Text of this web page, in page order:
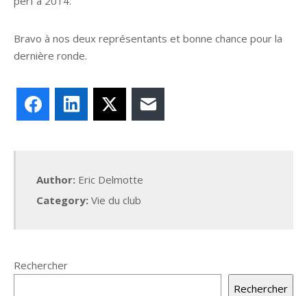
Bravo à nos deux représentants et bonne chance pour la
dernière ronde.
FacebookLinkedIn
Author: Eric Delmotte
Category: Vie du club
Rechercher
Rechercher